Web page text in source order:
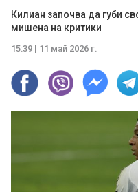
Килиан започва да губи
мишена на критики
15:39 | 11 май 2026 г.